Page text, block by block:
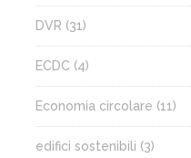
DVR (31)
ECDC (4)
Economia circolare (11)
edifici sostenibili (3)